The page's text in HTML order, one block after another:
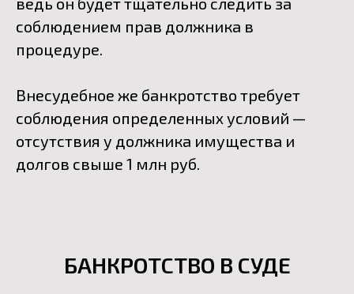
соблюдением прав должника в
процедуре.
Внесудебное же банкротство требует
соблюдения определенных условий —
отсутствия у должника имущества и
долгов свыше 1 млн руб.
БАНКРОТСТВО В СУДЕ